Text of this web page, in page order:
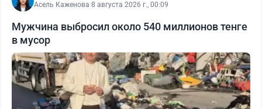
Асель Каженова·8 августа 2026 г., 00:09
Мужчина выбросил около 540 миллионов тенге
в мусор